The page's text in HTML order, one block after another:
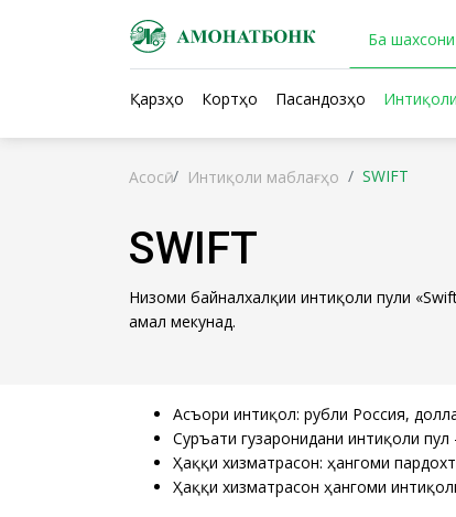
Ба шахсони
Қарзҳо Кортҳо Пасандозҳо
Асосӣ Интиқоли маблағҳо SWIFT
SWIFT
Низоми байналхалқии интиқоли пули
амал мекунад.
Асъори интиқол: рубли Россия,
Суръати гузаронидани интиқоли пул
Ҳаққи хизматрасонӣ: ҳангоми
Ҳаққи хизматрасонӣ ҳангоми